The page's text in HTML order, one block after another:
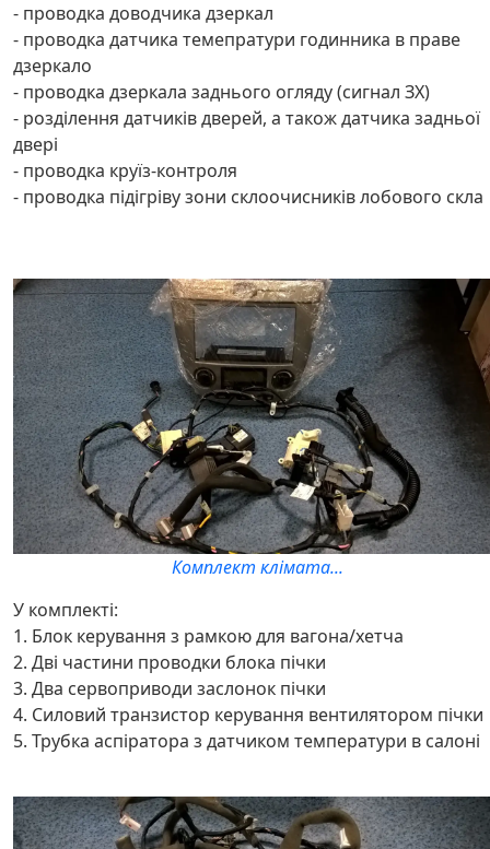
- проводка доводчика дзеркал
- проводка датчика темепратури годинника в праве
дзеркало
- проводка дзеркала заднього огляду (сигнал ЗХ)
- розділення датчиків дверей, а також датчика задньої
двері
- проводка круїз-контроля
- проводка підігріву зони склоочисників лобового скла
Комплект клімата...
У комплекті:
1. Блок керування з рамкою для вагона/хетча
2. Дві частини проводки блока пічки
3. Два сервоприводи заслонок пічки
4. Силовий транзистор керування вентилятором пічки
5. Трубка аспіратора з датчиком температури в салоні